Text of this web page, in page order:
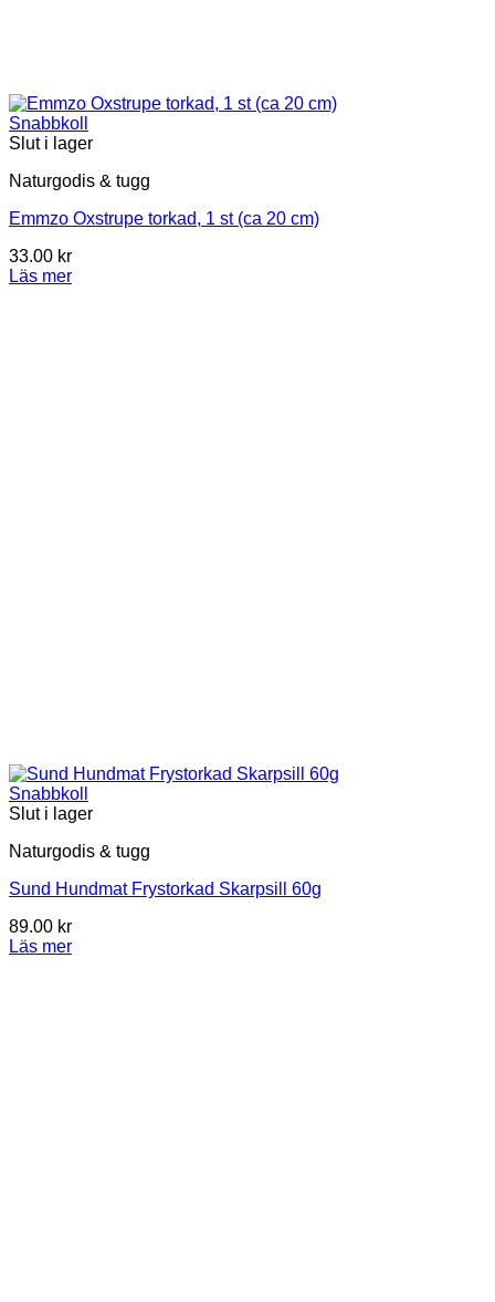
Snabbkoll
Slut i lager
Naturgodis & tugg
Emmzo Oxstrupe torkad, 1 st (ca 20 cm)
33.00 kr
Läs mer
Snabbkoll
Slut i lager
Naturgodis & tugg
Sund Hundmat Frystorkad Skarpsill 60g
89.00 kr
Läs mer